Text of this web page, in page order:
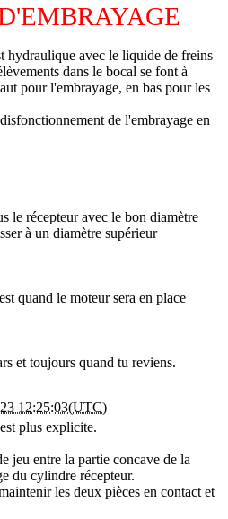
hydraulique avec le liquide de freins
dans le bocal se font à
pour l'embrayage, en bas pour les
de l'embrayage en
le récepteur avec le bon diamètre
à un diamètre supérieur
quand le moteur sera en place
et toujours quand tu reviens.
12:25:03(UTC)
plus explicite.
jeu entre la partie concave de la
du cylindre récepteur.
les deux pièces en contact et